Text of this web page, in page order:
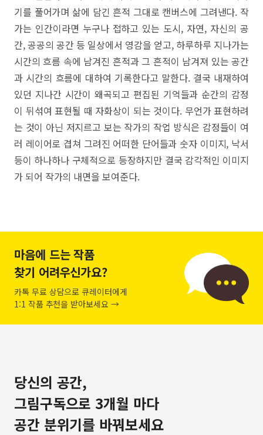
기를 풀어가며 삶에 담긴 흔적 그대로 캔버스에 그려낸다. 작
가는 인간이라면 누구나 접하고 있는 도시, 자연, 자신의 공
간, 공공의 공간 등 일상에서 영감을 얻고, 하루하루 지나가는
시간의 흐름 속에 남겨진 흔적과 그 흔적이 남겨져 있는 공간
과 시간의 흐름에 대하여 기록한다고 말한다. 결국 내재하여
있던 지나간 시간이 왜곡되고 편집된 기억들과 순간의 감정
이 뒤섞여 표현될 때 자화상이 되는 것이다. 무언가 표현하려
는 것이 아닌 저지르고 보는 작가의 작업 방식은 감정들이 여
러 레이어로 겹쳐 그려진 어떠한 단어들과 숫자 이미지, 낙서
등이 하나하나 구체적으로 등장하지만 결국 감각적인 이미지
가 되어 작가의 내면을 보여준다.
마음에 드는 작품
찾기 어려우신가요?
카톡 무료 상담으로 큐레이터에게
1:1 작품 추천을 받아보세요 →
당신의 공간,
그림구독으로 3개월 마다
공간 분위기를 바꿔보세요